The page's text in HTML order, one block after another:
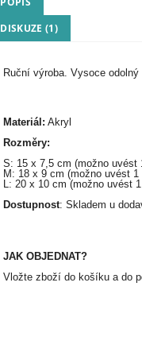
DISKUZE (1)
Ruční výroba. Vysoce
Materiál: Akryl
Rozměry:
S: 15 x 7,5 cm (možno uvést
M: 18 x 9 cm (možno uvést
L: 20 x 10 cm (možno uvést
Dostupnost: Skladem u
JAK OBJEDNAT?
Vložte zboží do košíku a do